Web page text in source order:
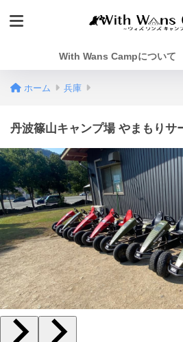
With Wans Campについて
ホーム 兵庫
丹波篠山キャンプ場 やまもりサ